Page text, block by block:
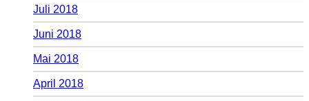
Juli 2018
Juni 2018
Mai 2018
April 2018